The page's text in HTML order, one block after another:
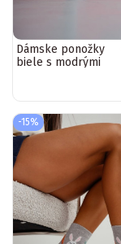
Dámske ponožky
biele s modrými
-15%